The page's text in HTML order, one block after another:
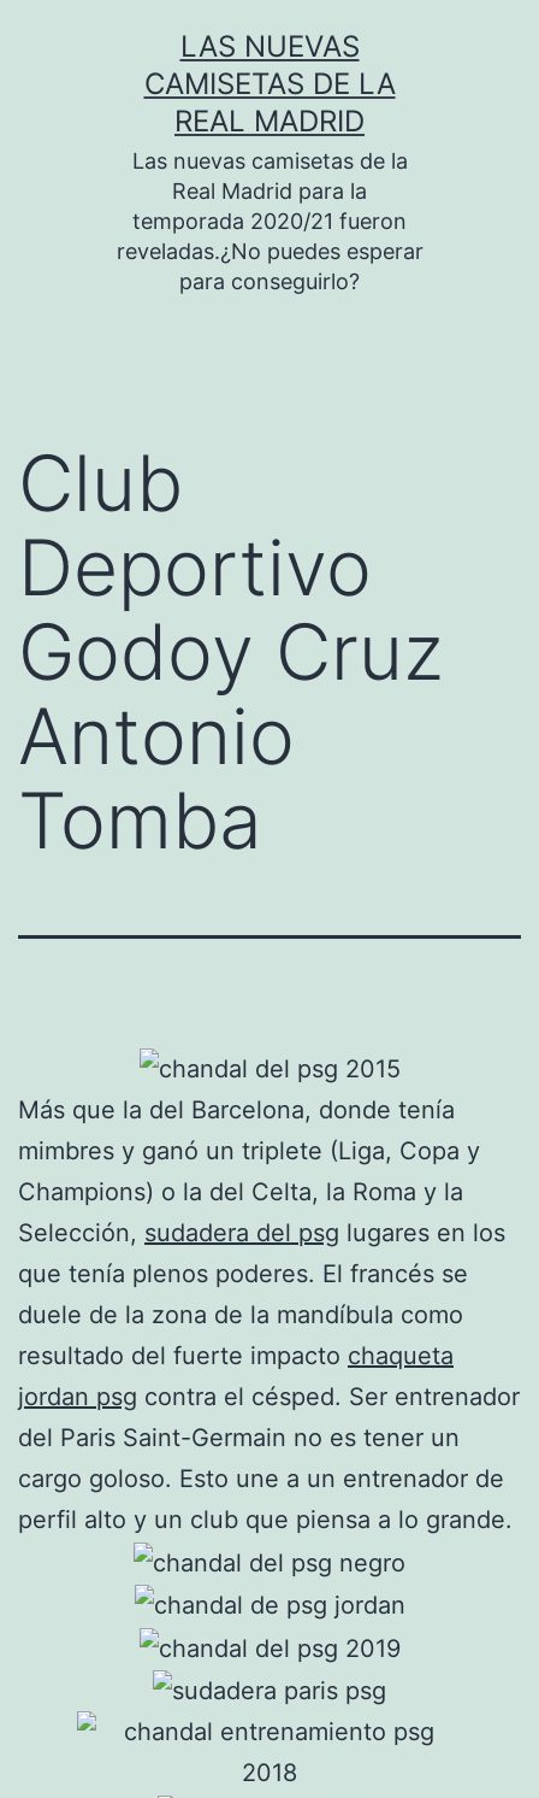
LAS NUEVAS
CAMISETAS DE LA
REAL MADRID
Las nuevas camisetas de la
Real Madrid para la
temporada 2020/21 fueron
reveladas.¿No puedes esperar
para conseguirlo?
Club
Deportivo
Godoy Cruz
Antonio
Tomba
Más que la del Barcelona, donde tenía
mimbres y ganó un triplete (Liga, Copa y
Champions) o la del Celta, la Roma y la
Selección, sudadera del psg lugares en los
que tenía plenos poderes. El francés se
duele de la zona de la mandíbula como
resultado del fuerte impacto chaqueta
jordan psg contra el césped. Ser entrenador
del Paris Saint-Germain no es tener un
cargo goloso. Esto une a un entrenador de
perfil alto y un club que piensa a lo grande.